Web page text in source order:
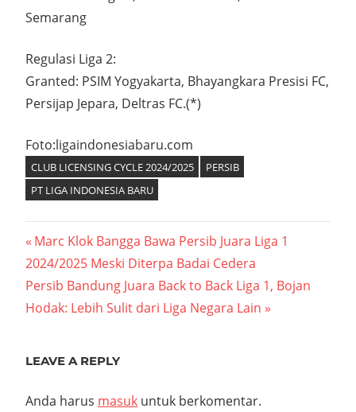
Semarang
Regulasi Liga 2:
Granted: PSIM Yogyakarta, Bhayangkara Presisi FC,
Persijap Jepara, Deltras FC.(*)
Foto:ligaindonesiabaru.com
CLUB LICENSING CYCLE 2024/2025
PERSIB
PT LIGA INDONESIA BARU
Navigasi
pos
Previous
Post:
Marc Klok Bangga Bawa Persib Juara Liga 1
2024/2025 Meski Diterpa Badai Cedera
Next
Post:
Persib Bandung Juara Back to Back Liga 1, Bojan
Hodak: Lebih Sulit dari Liga Negara Lain
LEAVE A REPLY
Anda harus masuk untuk berkomentar.